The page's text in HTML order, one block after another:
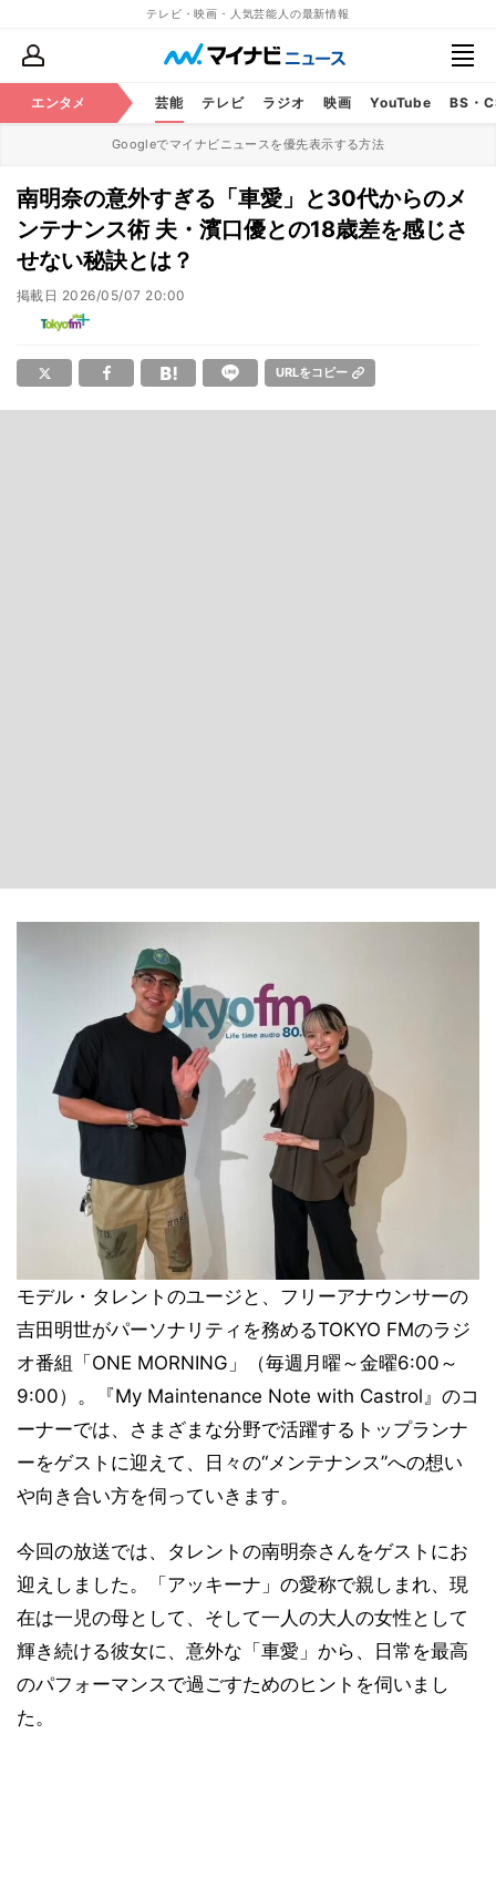
テレビ・映画・人気芸能人の最新情報
エンタメ 芸能 テレビ ラジオ 映画 YouTube BS・
Googleでマイナビニュースを優先表示する方法
南明奈の意外すぎる「車愛」と30代からのメ
ンテナンス術 夫・濱口優との18歳差を感じさ
せない秘訣とは？
掲載日 2026/05/07 20:00
URLをコピー
モデル・タレントのユージと、フリーアナウンサーの
吉田明世がパーソナリティを務めるTOKYO FMのラジ
オ番組「ONE MORNING」（毎週月曜～金曜6:00～
9:00）。『My Maintenance Note with Castrol』のコ
ーナーでは、さまざまな分野で活躍するトップランナ
ーをゲストに迎えて、日々の“メンテナンス”への想い
や向き合い方を伺っていきます。
今回の放送では、タレントの南明奈さんをゲストにお
迎えしました。「アッキーナ」の愛称で親しまれ、現
在は一児の母として、そして一人の大人の女性として
輝き続ける彼女に、意外な「車愛」から、日常を最高
のパフォーマンスで過ごすためのヒントを伺いまし
た。